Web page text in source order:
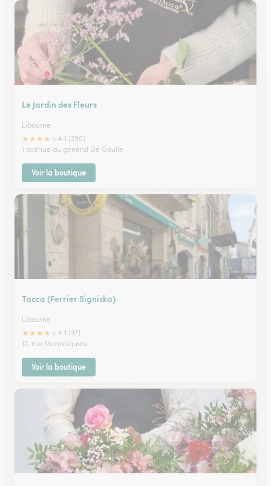
Le Jardin des Fleurs
Libourne
★★★★
4.1 (290)
1 avenue du général De Gaulle
Voir la boutique
Tacca (Ferrier Signiska)
Libourne
★★★★
4.1 (37)
12, rue Montesquieu
Voir la boutique